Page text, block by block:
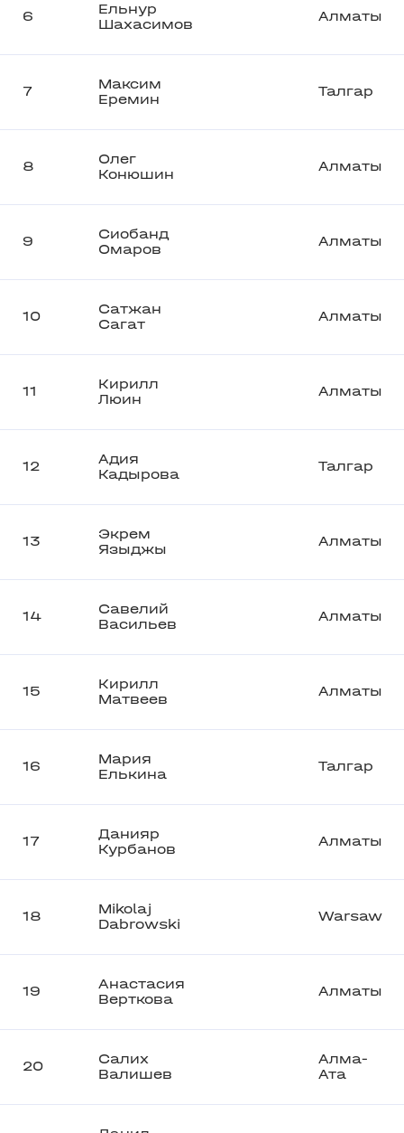
6
Ельнур
Шахасимов
Алматы
7
Максим
Еремин
Талгар
8
Олег
Конюшин
Алматы
9
Сиобанд
Омаров
Алматы
10
Сатжан
Сагат
Алматы
11
Кирилл
Люин
Алматы
12
Адия
Кадырова
Талгар
13
Экрем
Языджы
Алматы
14
Савелий
Васильев
Алматы
15
Кирилл
Матвеев
Алматы
16
Мария
Елькина
Талгар
17
Данияр
Курбанов
Алматы
18
Mikolaj
Dabrowski
Warsaw
19
Анастасия
Верткова
Алматы
20
Салих
Валишев
Алма-
Ата